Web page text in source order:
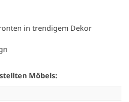
in trendigem Dekor
Möbels: